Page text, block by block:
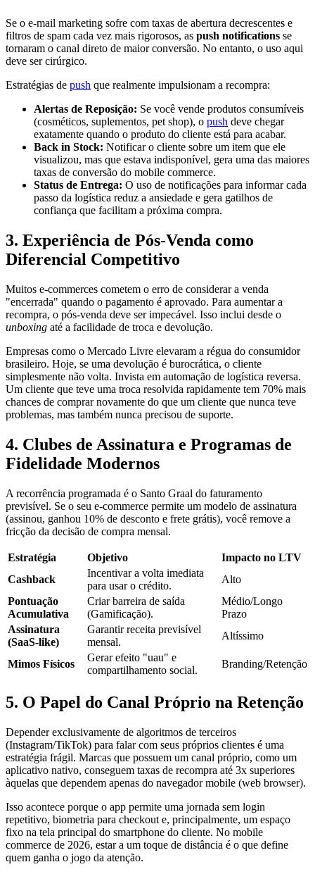
Se o e-mail marketing sofre com taxas de abertura decrescentes e
filtros de spam cada vez mais rigorosos, as push notifications se
tornaram o canal direto de maior conversão. No entanto, o uso aqui
deve ser cirúrgico.
Estratégias de push que realmente impulsionam a recompra:
Alertas de Reposição: Se você vende produtos consumíveis
(cosméticos, suplementos, pet shop), o push deve chegar
exatamente quando o produto do cliente está para acabar.
Back in Stock: Notificar o cliente sobre um item que ele
visualizou, mas que estava indisponível, gera uma das maiores
taxas de conversão do mobile commerce.
Status de Entrega: O uso de notificações para informar cada
passo da logística reduz a ansiedade e gera gatilhos de
confiança que facilitam a próxima compra.
3. Experiência de Pós-Venda como
Diferencial Competitivo
Muitos e-commerces cometem o erro de considerar a venda
"encerrada" quando o pagamento é aprovado. Para aumentar a
recompra, o pós-venda deve ser impecável. Isso inclui desde o
unboxing até a facilidade de troca e devolução.
Empresas como o Mercado Livre elevaram a régua do consumidor
brasileiro. Hoje, se uma devolução é burocrática, o cliente
simplesmente não volta. Invista em automação de logística reversa.
Um cliente que teve uma troca resolvida rapidamente tem 70% mais
chances de comprar novamente do que um cliente que nunca teve
problemas, mas também nunca precisou de suporte.
4. Clubes de Assinatura e Programas de
Fidelidade Modernos
A recorrência programada é o Santo Graal do faturamento
previsível. Se o seu e-commerce permite um modelo de assinatura
(assinou, ganhou 10% de desconto e frete grátis), você remove a
fricção da decisão de compra mensal.
Estratégia Objetivo
Impacto no LTV
Cashback
Incentivar a volta imediata
para usar o crédito.
Alto
Pontuação
Acumulativa
Criar barreira de saída
(Gamificação).
Médio/Longo
Prazo
Assinatura
(SaaS-like)
Garantir receita previsível
mensal.
Altíssimo
Mimos Físicos
Gerar efeito "uau" e
compartilhamento social.
Branding/Retenção
5. O Papel do Canal Próprio na Retenção
Depender exclusivamente de algoritmos de terceiros
(Instagram/TikTok) para falar com seus próprios clientes é uma
estratégia frágil. Marcas que possuem um canal próprio, como um
aplicativo nativo, conseguem taxas de recompra até 3x superiores
àquelas que dependem apenas do navegador mobile (web browser).
Isso acontece porque o app permite uma jornada sem login
repetitivo, biometria para checkout e, principalmente, um espaço
fixo na tela principal do smartphone do cliente. No mobile
commerce de 2026, estar a um toque de distância é o que define
quem ganha o jogo da atenção.